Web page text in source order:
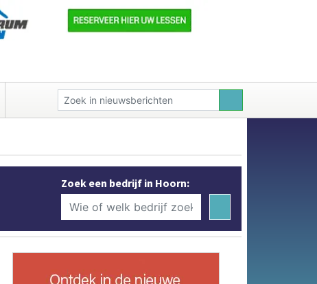
Zoek een bedrijf in Hoorn: